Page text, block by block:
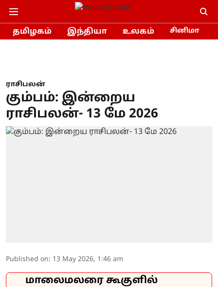
தமிழகம் இந்தியா உலகம் சினிமா
ராசிபலன்
கும்பம்: இன்றைய
ராசிபலன்- 13 மே 2026
Published on: 13 May 2026, 1:46 am
மாலைமலரை கூகுளில்